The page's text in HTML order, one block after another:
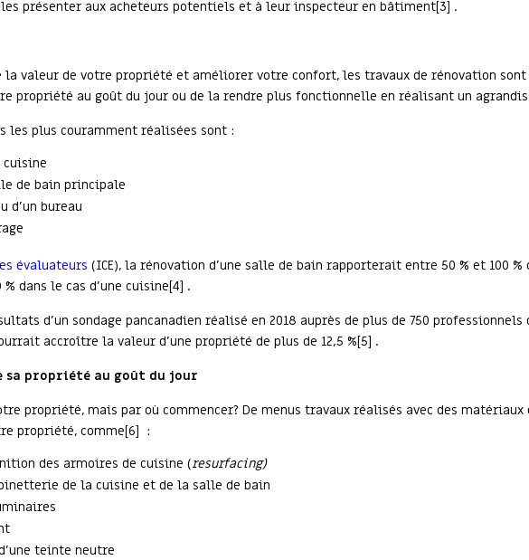
présenter aux acheteurs potentiels et à leur inspecteur en bâtiment[3] .
la valeur de votre propriété et améliorer votre confort, les travaux de rénovation sont
propriété au goût du jour ou de la rendre plus fonctionnelle en réalisant un
les plus couramment réalisées sont :
de bain principale
d’un bureau
évaluateurs (ICE), la rénovation d’une salle de bain rapporterait entre 50 % et 100
dans le cas d’une cuisine[4] .
d’un sondage pancanadien réalisé en 2018 auprès de plus de 750
accroître la valeur d’une propriété de plus de 12,5 %[5] .
sa propriété au goût du jour
propriété, mais par où commencer? De menus travaux réalisés avec des
propriété, comme[6] :
des armoires de cuisine (resurfacing)
de la cuisine et de la salle de bain
teinte neutre